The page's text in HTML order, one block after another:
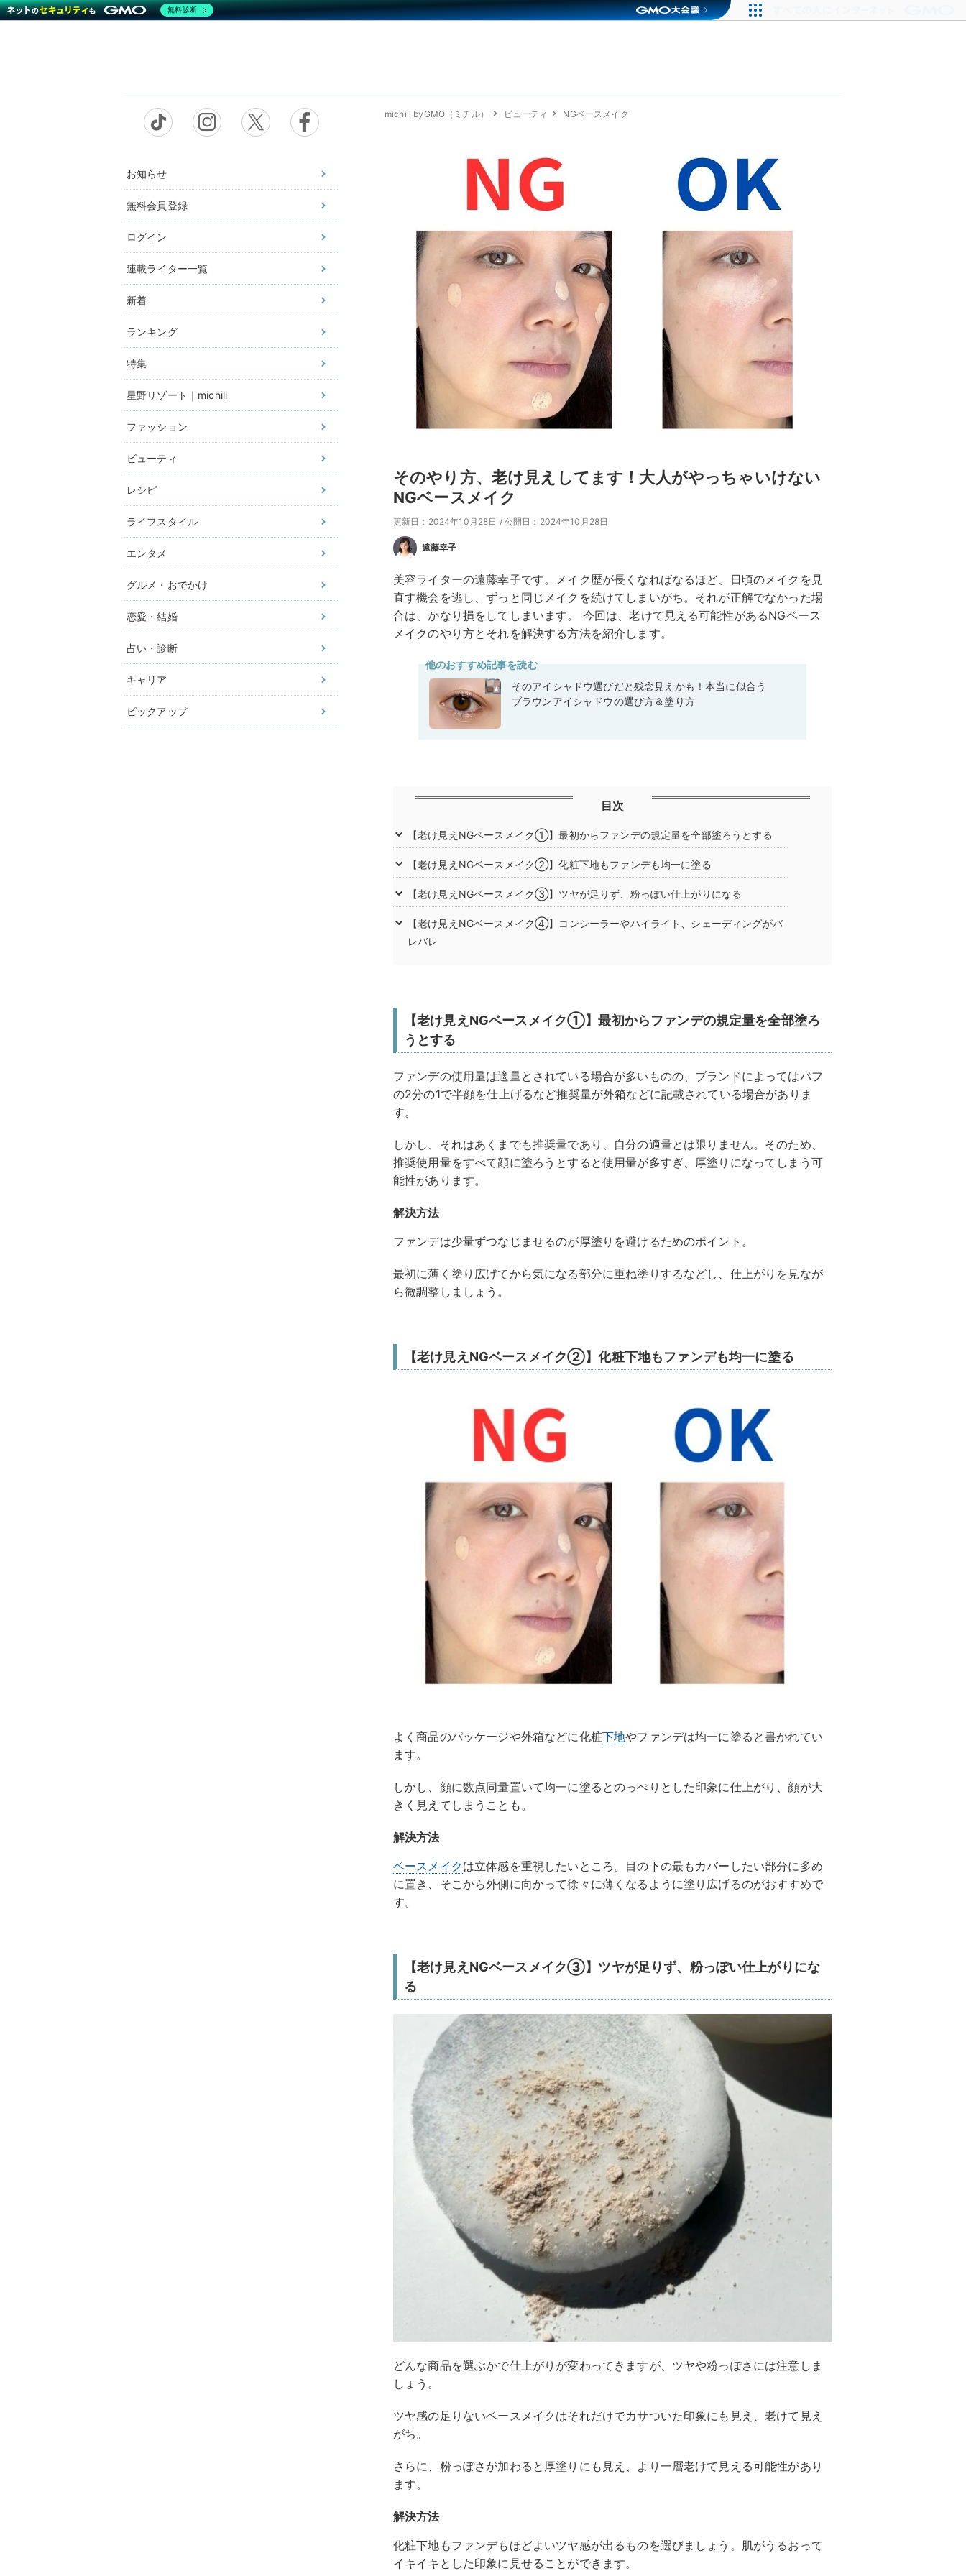
お知らせ
無料会員登録
ログイン
連載ライター一覧
新着
ランキング
特集
星野リゾート｜michill
ファッション
ビューティ
レシピ
ライフスタイル
エンタメ
グルメ・おでかけ
恋愛・結婚
占い・診断
キャリア
ピックアップ
michill byGMO（ミチル） ビューティ NGベースメイク
そのやり方、老け見えしてます！大人がやっちゃいけない
NGベースメイク
更新日：2024年10月28日 / 公開日：2024年10月28日
遠藤幸子
美容ライターの遠藤幸子です。メイク歴が長くなればなるほど、日頃のメイクを見
直す機会を逃し、ずっと同じメイクを続けてしまいがち。それが正解でなかった場
合は、かなり損をしてしまいます。 今回は、老けて見える可能性があるNGベース
メイクのやり方とそれを解決する方法を紹介します。
他のおすすめ記事を読む
そのアイシャドウ選びだと残念見えかも！本当に似合う
ブラウンアイシャドウの選び方＆塗り方
目次
【老け見えNGベースメイク①】最初からファンデの規定量を全部塗ろうとする
【老け見えNGベースメイク②】化粧下地もファンデも均一に塗る
【老け見えNGベースメイク③】ツヤが足りず、粉っぽい仕上がりになる
【老け見えNGベースメイク④】コンシーラーやハイライト、シェーディングがバ
レバレ
【老け見えNGベースメイク①】最初からファンデの規定量を全部塗ろ
うとする
ファンデの使用量は適量とされている場合が多いものの、ブランドによってはパフ
の2分の1で半顔を仕上げるなど推奨量が外箱などに記載されている場合がありま
す。
しかし、それはあくまでも推奨量であり、自分の適量とは限りません。そのため、
推奨使用量をすべて顔に塗ろうとすると使用量が多すぎ、厚塗りになってしまう可
能性があります。
解決方法
ファンデは少量ずつなじませるのが厚塗りを避けるためのポイント。
最初に薄く塗り広げてから気になる部分に重ね塗りするなどし、仕上がりを見なが
ら微調整しましょう。
【老け見えNGベースメイク②】化粧下地もファンデも均一に塗る
よく商品のパッケージや外箱などに化粧下地やファンデは均一に塗ると書かれてい
ます。
しかし、顔に数点同量置いて均一に塗るとのっぺりとした印象に仕上がり、顔が大
きく見えてしまうことも。
解決方法
ベースメイクは立体感を重視したいところ。目の下の最もカバーしたい部分に多め
に置き、そこから外側に向かって徐々に薄くなるように塗り広げるのがおすすめで
す。
【老け見えNGベースメイク③】ツヤが足りず、粉っぽい仕上がりにな
る
どんな商品を選ぶかで仕上がりが変わってきますが、ツヤや粉っぽさには注意しま
しょう。
ツヤ感の足りないベースメイクはそれだけでカサついた印象にも見え、老けて見え
がち。
さらに、粉っぽさが加わると厚塗りにも見え、より一層老けて見える可能性があり
ます。
解決方法
化粧下地もファンデもほどよいツヤ感が出るものを選びましょう。肌がうるおって
イキイキとした印象に見せることができます。
無料診断